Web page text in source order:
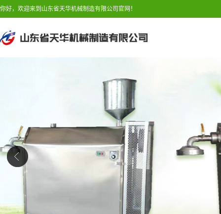
你好，欢迎来到山东省天华机械制造有限公司官网！